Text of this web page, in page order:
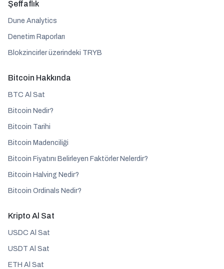
Şeffaflık
Dune Analytics
Denetim Raporları
Blokzincirler üzerindeki TRYB
Bitcoin Hakkında
BTC Al Sat
Bitcoin Nedir?
Bitcoin Tarihi
Bitcoin Madenciliği
Bitcoin Fiyatını Belirleyen Faktörler Nelerdir?
Bitcoin Halving Nedir?
Bitcoin Ordinals Nedir?
Kripto Al Sat
USDC Al Sat
USDT Al Sat
ETH Al Sat